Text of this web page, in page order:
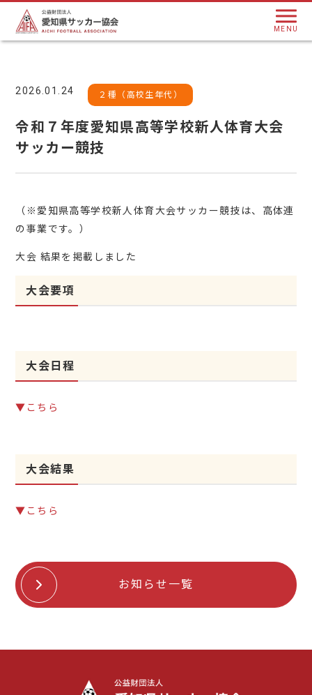
MENU
2026.01.24 ２種（高校生年代）
令和７年度愛知県高等学校新人体育大会
サッカー競技
（※愛知県高等学校新人体育大会サッカー競技は、高体連
の事業です。）
大会 結果を掲載しました
大会要項
大会日程
▼こちら
大会結果
▼こちら
お知らせ一覧